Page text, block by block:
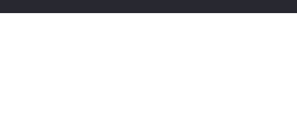
и способа для контакта,